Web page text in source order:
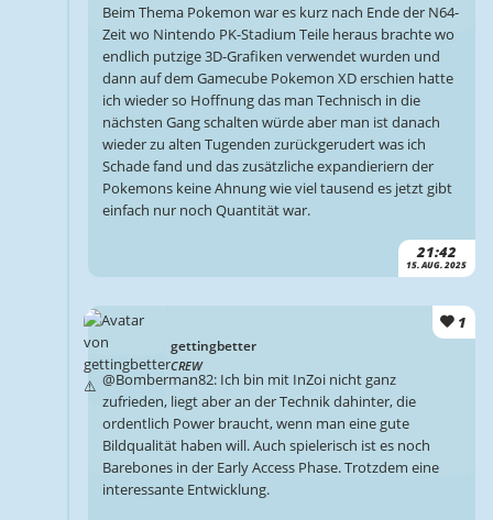
21:42
15. AUG. 2025
Beim Thema Pokemon war es kurz nach Ende der N64-
Zeit wo Nintendo PK-Stadium Teile heraus brachte wo
endlich putzige 3D-Grafiken verwendet wurden und
dann auf dem Gamecube Pokemon XD erschien hatte
ich wieder so Hoffnung das man Technisch in die
nächsten Gang schalten würde aber man ist danach
wieder zu alten Tugenden zurückgerudert was ich
Schade fand und das zusätzliche expandieriern der
Pokemons keine Ahnung wie viel tausend es jetzt gibt
einfach nur noch Quantität war.
gettingbetter
CREW
1
@Bomberman82: Ich bin mit InZoi nicht ganz
zufrieden, liegt aber an der Technik dahinter, die
ordentlich Power braucht, wenn man eine gute
Bildqualität haben will. Auch spielerisch ist es noch
Barebones in der Early Access Phase. Trotzdem eine
interessante Entwicklung.